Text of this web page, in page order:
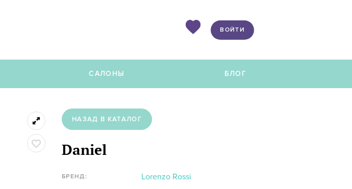
ВОЙТИ
САЛОНЫ БЛОГ
НАЗАД В КАТАЛОГ
Daniel
БРЕНД: Lorenzo Rossi